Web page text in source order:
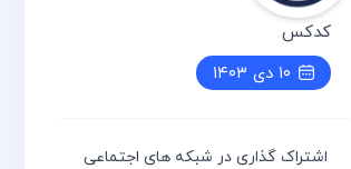
کدکس
۱۰ دی ۱۴۰۳
اشتراک گذاری در شبکه های اجتماعی